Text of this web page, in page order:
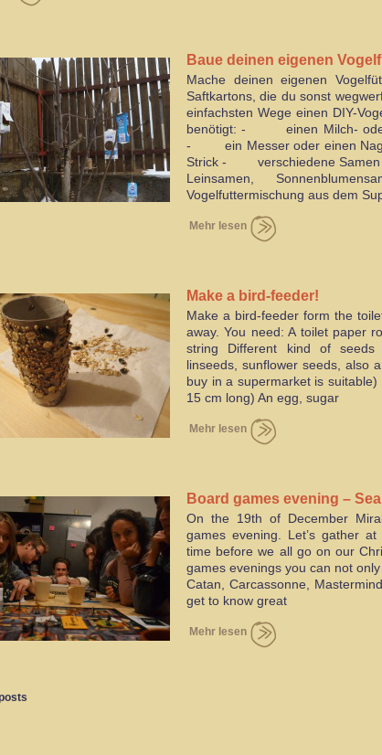
Baue deinen eigenen
Mache deinen eigenen
Saftkartons, die du sonst
einfachsten Wege einen DIY-
benötigt: - einen Milch-
- ein Messer oder einen
Strick - verschiedene Samen
Leinsamen,
Vogelfuttermischung aus dem
Mehr lesen
Make a bird-feeder!
Make a bird-feeder form the
away. You need: A toilet paper
string Different kind of seeds
linseeds, sunflower seeds, also
buy in a supermarket is
15 cm long) An egg, sugar
Mehr lesen
Board games evening –
On the 19th of December
games evening. Let’s gather
time before we all go on our
games evenings you can not
Catan, Carcassonne,
get to know great
Mehr lesen